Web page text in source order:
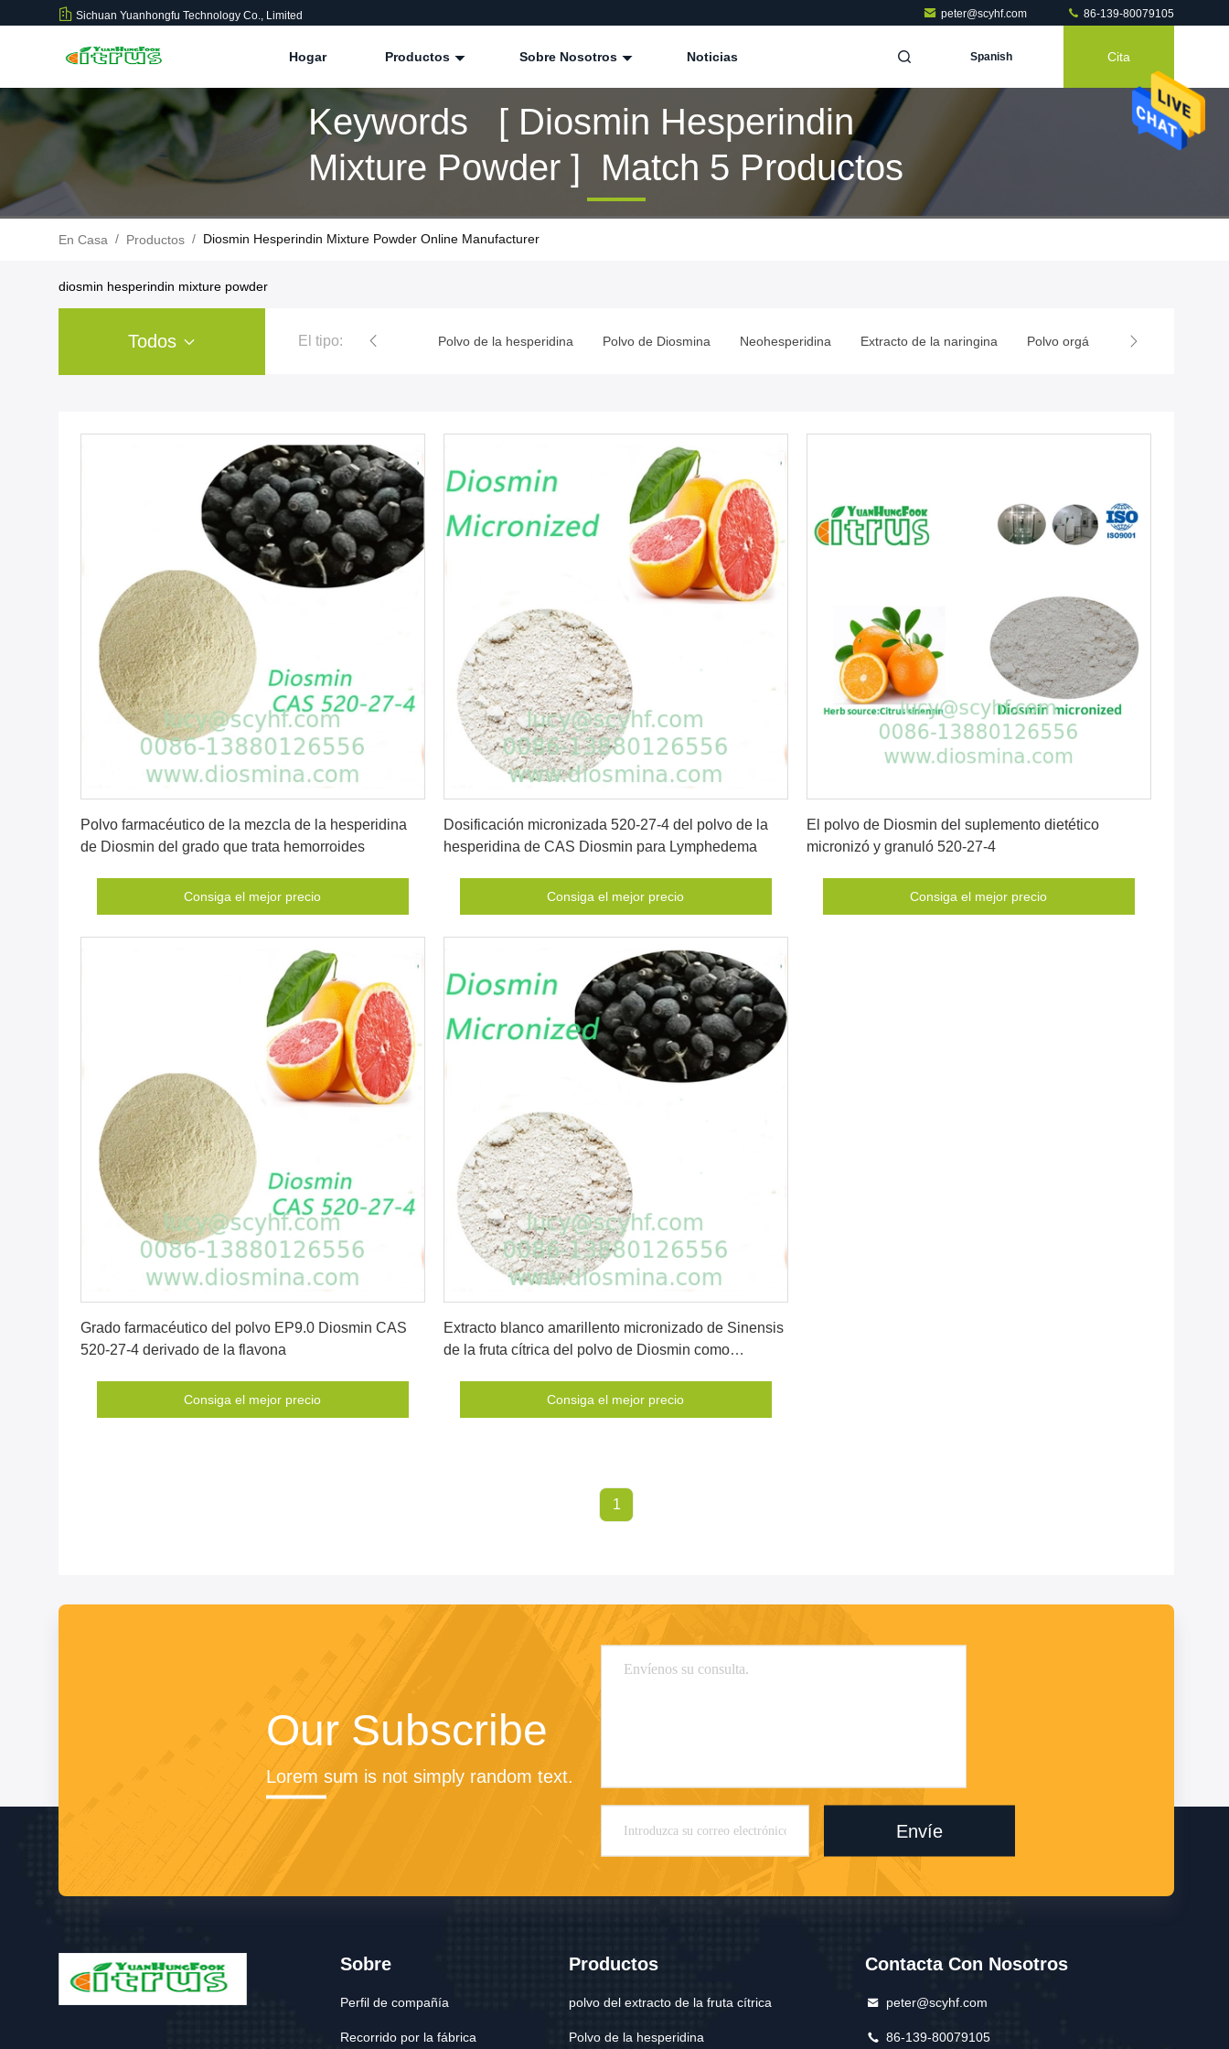
Sichuan Yuanhongfu Technology Co., Limited peter@scyhf.com 86-139-80079105
Hogar Productos Sobre Nosotros Noticias Spanish Cita
Keywords [ Diosmin Hesperindin
Mixture Powder ] Match 5 Productos
En Casa / Productos / Diosmin Hesperindin Mixture Powder Online Manufacturer
diosmin hesperindin mixture powder
Todos El tipo:
polvo del extracto de la fruta cítrica Polvo de la hesperidina Polvo de Diosmina Neohesperidina Extracto de la naringina Polvo orgánico de la quercetina
Polvo farmacéutico de la mezcla de la hesperidina
de Diosmin del grado que trata hemorroides
Consiga el mejor precio
Dosificación micronizada 520-27-4 del polvo de la
hesperidina de CAS Diosmin para Lymphedema
Consiga el mejor precio
El polvo de Diosmin del suplemento dietético
micronizó y granuló 520-27-4
Consiga el mejor precio
Grado farmacéutico del polvo EP9.0 Diosmin CAS
520-27-4 derivado de la flavona
Consiga el mejor precio
Extracto blanco amarillento micronizado de Sinensis
de la fruta cítrica del polvo de Diosmin como
Consiga el mejor precio
1
Our Subscribe
Lorem sum is not simply random text.
Envíe
Sobre
Perfil de compañía
Recorrido por la fábrica
Productos
polvo del extracto de la fruta cítrica
Polvo de la hesperidina
Contacta Con Nosotros
peter@scyhf.com
86-139-80079105